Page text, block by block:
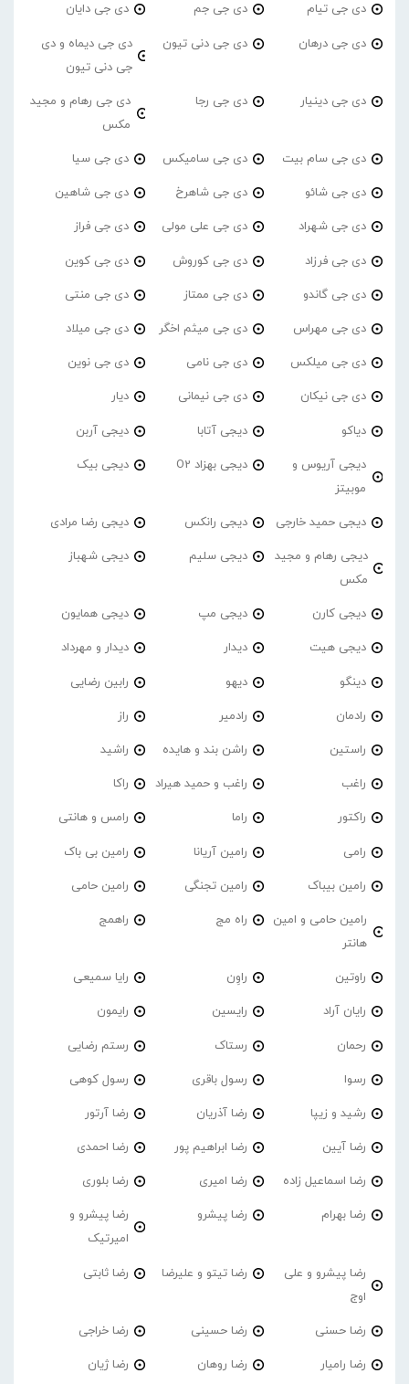
دی جی تیام دی جی جم دی جی دایان
دی جی درهان دی جی دنی تیون
دی جی دیماه و دی
جی دنی تیون
دی جی دینیار دی جی رجا
دی جی رهام و مجید
مکس
دی جی سام بیت دی جی سامیکس دی جی سیا
دی جی شائو دی جی شاهرخ دی جی شاهین
دی جی شهراد دی جی علی مولی دی جی فراز
دی جی فرزاد دی جی کوروش دی جی کوین
دی جی گاندو دی جی ممتاز دی جی منتی
دی جی مهراس دی جی میثم اخگر دی جی میلاد
دی جی میلکس دی جی نامی دی جی نوین
دی جی نیکان دی جی نیمانی دیار
دیاکو دیجی آتابا دیجی آربن
دیجی آریوس و
موبیتز
دیجی بهزاد O2 دیجی بیک
دیجی حمید خارجی دیجی رانکس دیجی رضا مرادی
دیجی رهام و مجید
مکس
دیجی سلیم دیجی شهباز
دیجی کارن دیجی مپ دیجی همایون
دیجی هیت دیدار دیدار و مهرداد
دینگو دیهو رابین رضایی
رادمان رادمیر راز
راستین راشن بند و هایده راشید
راغب راغب و حمید هیراد راکا
راکتور راما رامس و هانتی
رامی رامین آریانا رامین بی باک
رامین بیباک رامین تجنگی رامین حامی
رامین حامی و امین
هانتر
راه مج راهمج
راوتین راوِن رایا سمیعی
رایان آراد رایسین رایمون
رحمان رستاک رستم رضایی
رسوا رسول باقری رسول کوهی
رشید و زیپا رضا آذریان رضا آرتور
رضا آیین رضا ابراهیم پور رضا احمدی
رضا اسماعیل زاده رضا امیری رضا بلوری
رضا بهرام رضا پیشرو
رضا پیشرو و
امیرتیک
رضا پیشرو و علی
اوج
رضا تیتو و علیرضا رضا ثابتی
رضا حسنی رضا حسینی رضا خراجی
رضا رامیار رضا روهان رضا ژیان